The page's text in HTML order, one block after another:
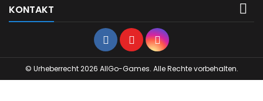
KONTAKT 
Facebook
YouTubeInstagram
© Urheberrecht 2026 AllGo-Games. Alle Rechte vorbehalten.